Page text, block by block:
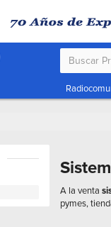
A la venta
pymes,